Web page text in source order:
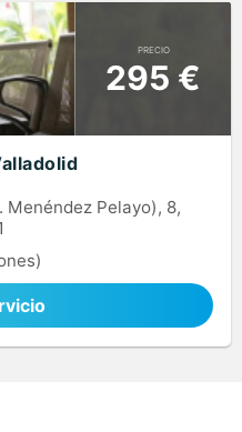
PRECIO
295 €
Menéndez Pelayo), 8,